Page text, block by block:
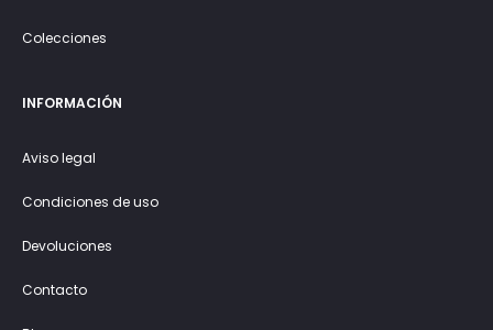
Colecciones
INFORMACIÓN
Aviso legal
Condiciones de uso
Devoluciones
Contacto